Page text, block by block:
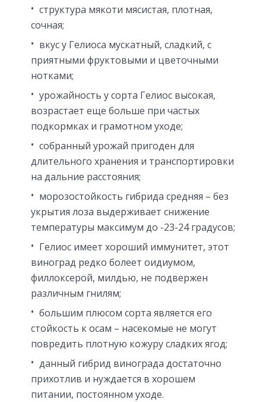
структура мякоти мясистая, плотная,
сочная;
вкус у Гелиоса мускатный, сладкий, с
приятными фруктовыми и цветочными
нотками;
урожайность у сорта Гелиос высокая,
возрастает еще больше при частых
подкормках и грамотном уходе;
собранный урожай пригоден для
длительного хранения и транспортировки
на дальние расстояния;
морозостойкость гибрида средняя – без
укрытия лоза выдерживает снижение
температуры максимум до -23-24 градусов;
Гелиос имеет хороший иммунитет, этот
виноград редко болеет оидиумом,
филлоксерой, милдью, не подвержен
различным гнилям;
большим плюсом сорта является его
стойкость к осам – насекомые не могут
повредить плотную кожуру сладких ягод;
данный гибрид винограда достаточно
прихотлив и нуждается в хорошем
питании, постоянном уходе.